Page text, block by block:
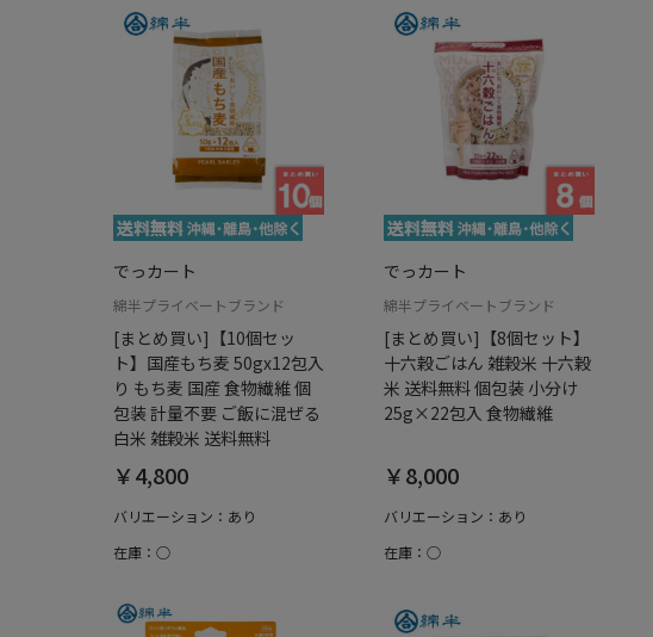
でっカート
綿半プライベートブランド
[まとめ買い]【10個セッ
ト】国産もち麦 50gx12包入
り もち麦 国産 食物繊維 個
包装 計量不要 ご飯に混ぜる
白米 雑穀米 送料無料
￥4,800
バリエーション：あり
在庫：○
でっカート
綿半プライベートブランド
[まとめ買い]【8個セット】
十六穀ごはん 雑穀米 十六穀
米 送料無料 個包装 小分け
25g×22包入 食物繊維
￥8,000
バリエーション：あり
在庫：○